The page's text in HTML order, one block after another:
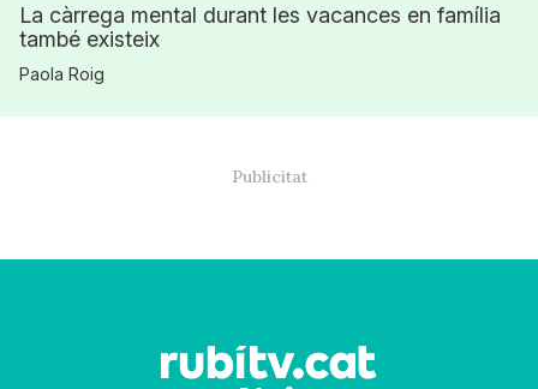
La càrrega mental durant les vacances en família
també existeix
Paola Roig